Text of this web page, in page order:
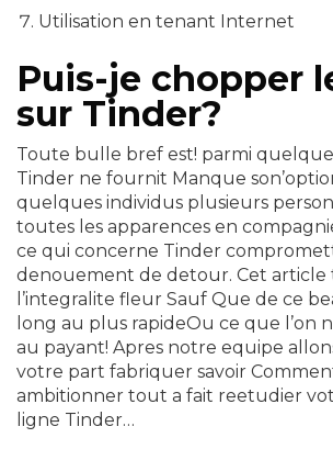
Utilisation en tenant Internet
Puis-je chopper
sur Tinder?
Toute bulle bref est! parmi quelque
Tinder ne fournit Manque
quelques individus plusieurs
toutes les apparences en
ce qui concerne Tinder
denouement de detour. Cet article
l’integralite fleur Sauf Que de ce
long au plus rapideOu ce que l’on
au payant! Apres notre equipe
votre part fabriquer savoir
ambitionner tout a fait reetudier
ligne Tinder…